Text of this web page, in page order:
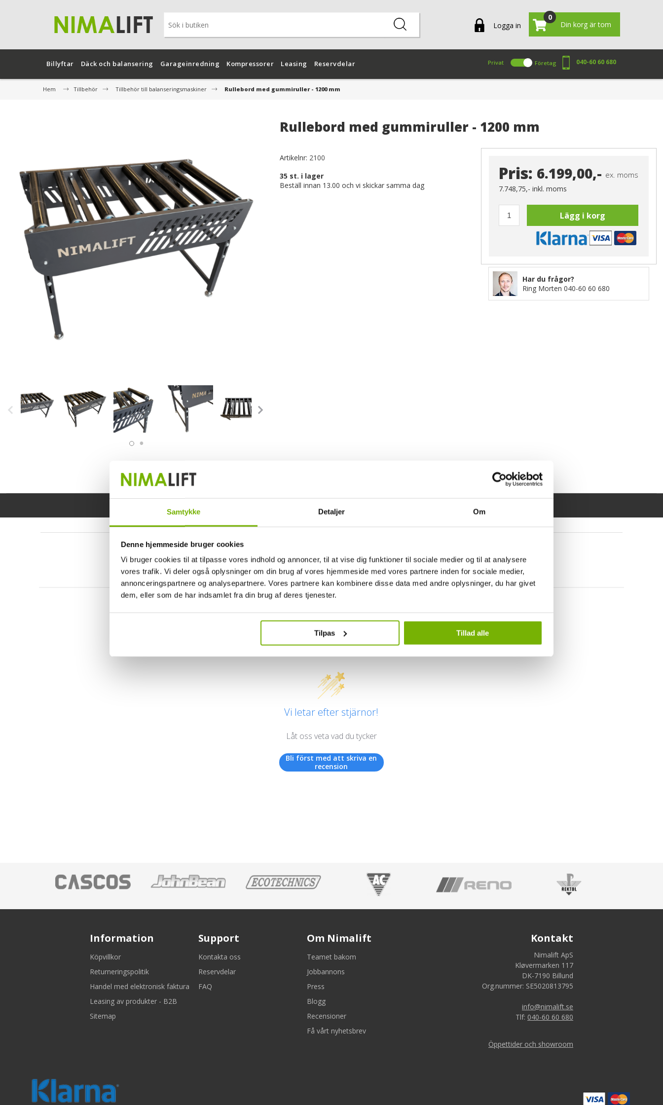
Samtykke Detaljer Om
Denne hjemmeside bruger cookies
Vi bruger cookies til at tilpasse vores indhold og annoncer, til at vise dig funktioner til sociale medier og til at analysere
vores trafik. Vi deler også oplysninger om din brug af vores hjemmeside med vores partnere inden for sociale medier,
annonceringspartnere og analysepartnere. Vores partnere kan kombinere disse data med andre oplysninger, du har givet
dem, eller som de har indsamlet fra din brug af deres tjenester.
Tilpas Tillad alle
Logga in
0
Din korg är tom
Billyftar Däck och balansering Garageinredning Kompressorer Leasing Reservdelar Privat Företag 040-60 60 680
Hem Tillbehör Tillbehör till balanseringsmaskiner Rullebord med gummiruller - 1200 mm
Rullebord med gummiruller - 1200 mm
Artikelnr: 2100
35 st. i lager
Beställ innan 13.00 och vi skickar samma dag
Pris: 6.199,00,- ex. moms
7.748,75,- inkl. moms
Lägg i korg
Har du frågor?
Ring Morten 040-60 60 680
Specifikationer Bruksanvisning
Kundrecensioner
Vi letar efter stjärnor!
Låt oss veta vad du tycker
Bli först med att skriva en
recension
Information
Köpvillkor
Returneringspolitik
Handel med elektronisk faktura
Leasing av produkter - B2B
Sitemap
Support
Kontakta oss
Reservdelar
FAQ
Om Nimalift
Teamet bakom
Jobbannons
Press
Blogg
Recensioner
Få vårt nyhetsbrev
Kontakt
Nimalift ApS
Kløvermarken 117
DK-7190 Billund
Org.nummer: SE5020813795
info@nimalift.se
Tlf: 040-60 60 680
Öppettider och showroom